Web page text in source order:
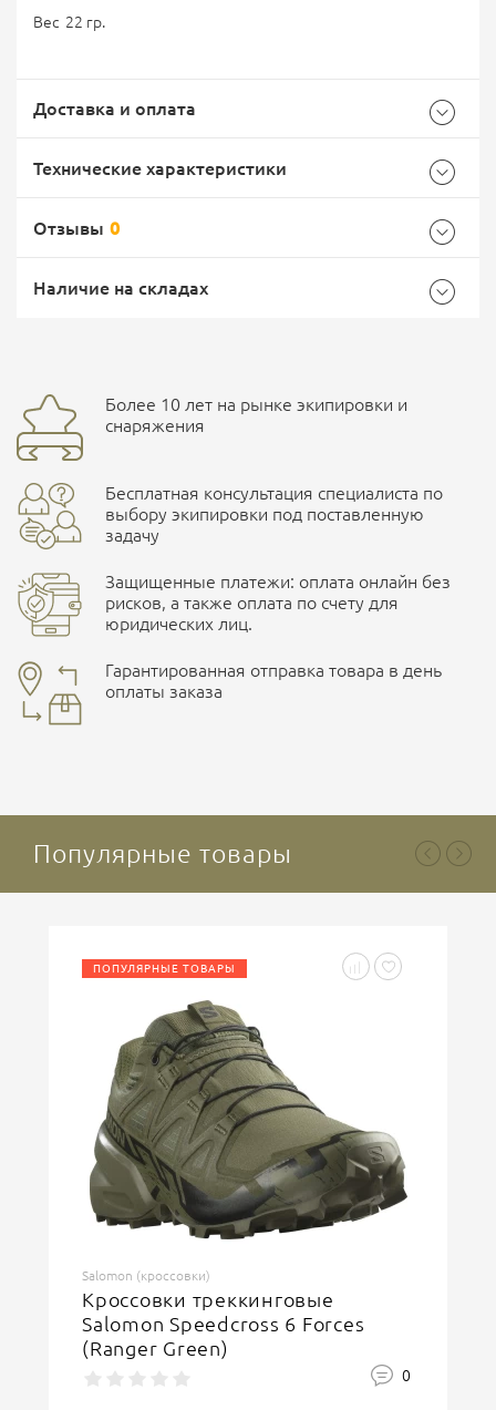
Вес 22 гр.
Доставка и оплата
Доставка Почтой России
EMS Почта России
Доставка курьерской службой СДЭК -
Наличные при самовывозе
подготовки счета.
Технические характеристики
Бренд PMX
Отзывы 0
Ваш отзыв
ОСТАВИТЬ ОТЗЫВ
Наличие на складах
улица Маяковского, 10
ПОДРОБНЕЕ О СКЛАДЕ
Более 10 лет на рынке экипировки и
снаряжения
Бесплатная консультация специалиста по
выбору экипировки под поставленную
задачу
Защищенные платежи: оплата онлайн без
рисков, а также оплата по счету для
юридических лиц.
Гарантированная отправка товара в день
оплаты заказа
Популярные товары
ПОПУЛЯРНЫЕ ТОВАРЫ
Salomon (кроссовки)
Кроссовки треккинговые
Salomon Speedcross 6 Forces
(Ranger Green)
0